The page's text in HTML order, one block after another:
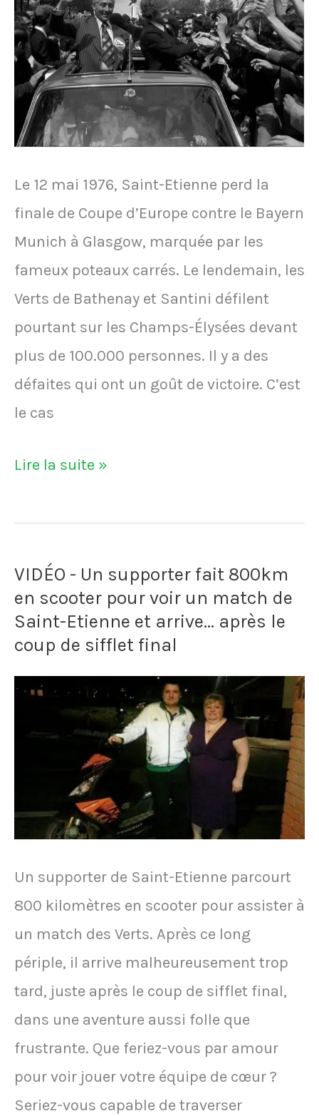
Saint-
Etienne
en
plein
derby
Le 12 mai 1976, Saint-Etienne perd la
finale de Coupe d’Europe contre le Bayern
Munich à Glasgow, marquée par les
fameux poteaux carrés. Le lendemain, les
Verts de Bathenay et Santini défilent
pourtant sur les Champs-Élysées devant
plus de 100.000 personnes. Il y a des
défaites qui ont un goût de victoire. C’est
le cas
Saint-
défile
les
Champs-
avoir
la
d’Europe
Lire la suite »
VIDÉO - Un supporter fait 800km
en scooter pour voir un match de
Saint-Etienne et arrive... après le
coup de sifflet final
Un supporter de Saint-Etienne parcourt
800 kilomètres en scooter pour assister à
un match des Verts. Après ce long
périple, il arrive malheureusement trop
tard, juste après le coup de sifflet final,
dans une aventure aussi folle que
frustrante. Que feriez-vous par amour
pour voir jouer votre équipe de cœur ?
Seriez-vous capable de traverser